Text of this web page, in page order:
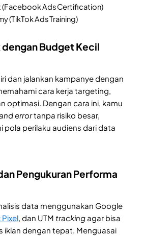
(Facebook Ads Certification)
(TikTok Ads Training)
Budget Kecil
dan jalankan kampanye dengan
cara kerja targeting,
optimasi. Dengan cara ini, kamu
errortanpa risiko besar,
pola perilaku audiens dari data
Pengukuran Performa
data menggunakan Google
, dan UTM trackingagar bisa
iklan dengan tepat. Menguasai